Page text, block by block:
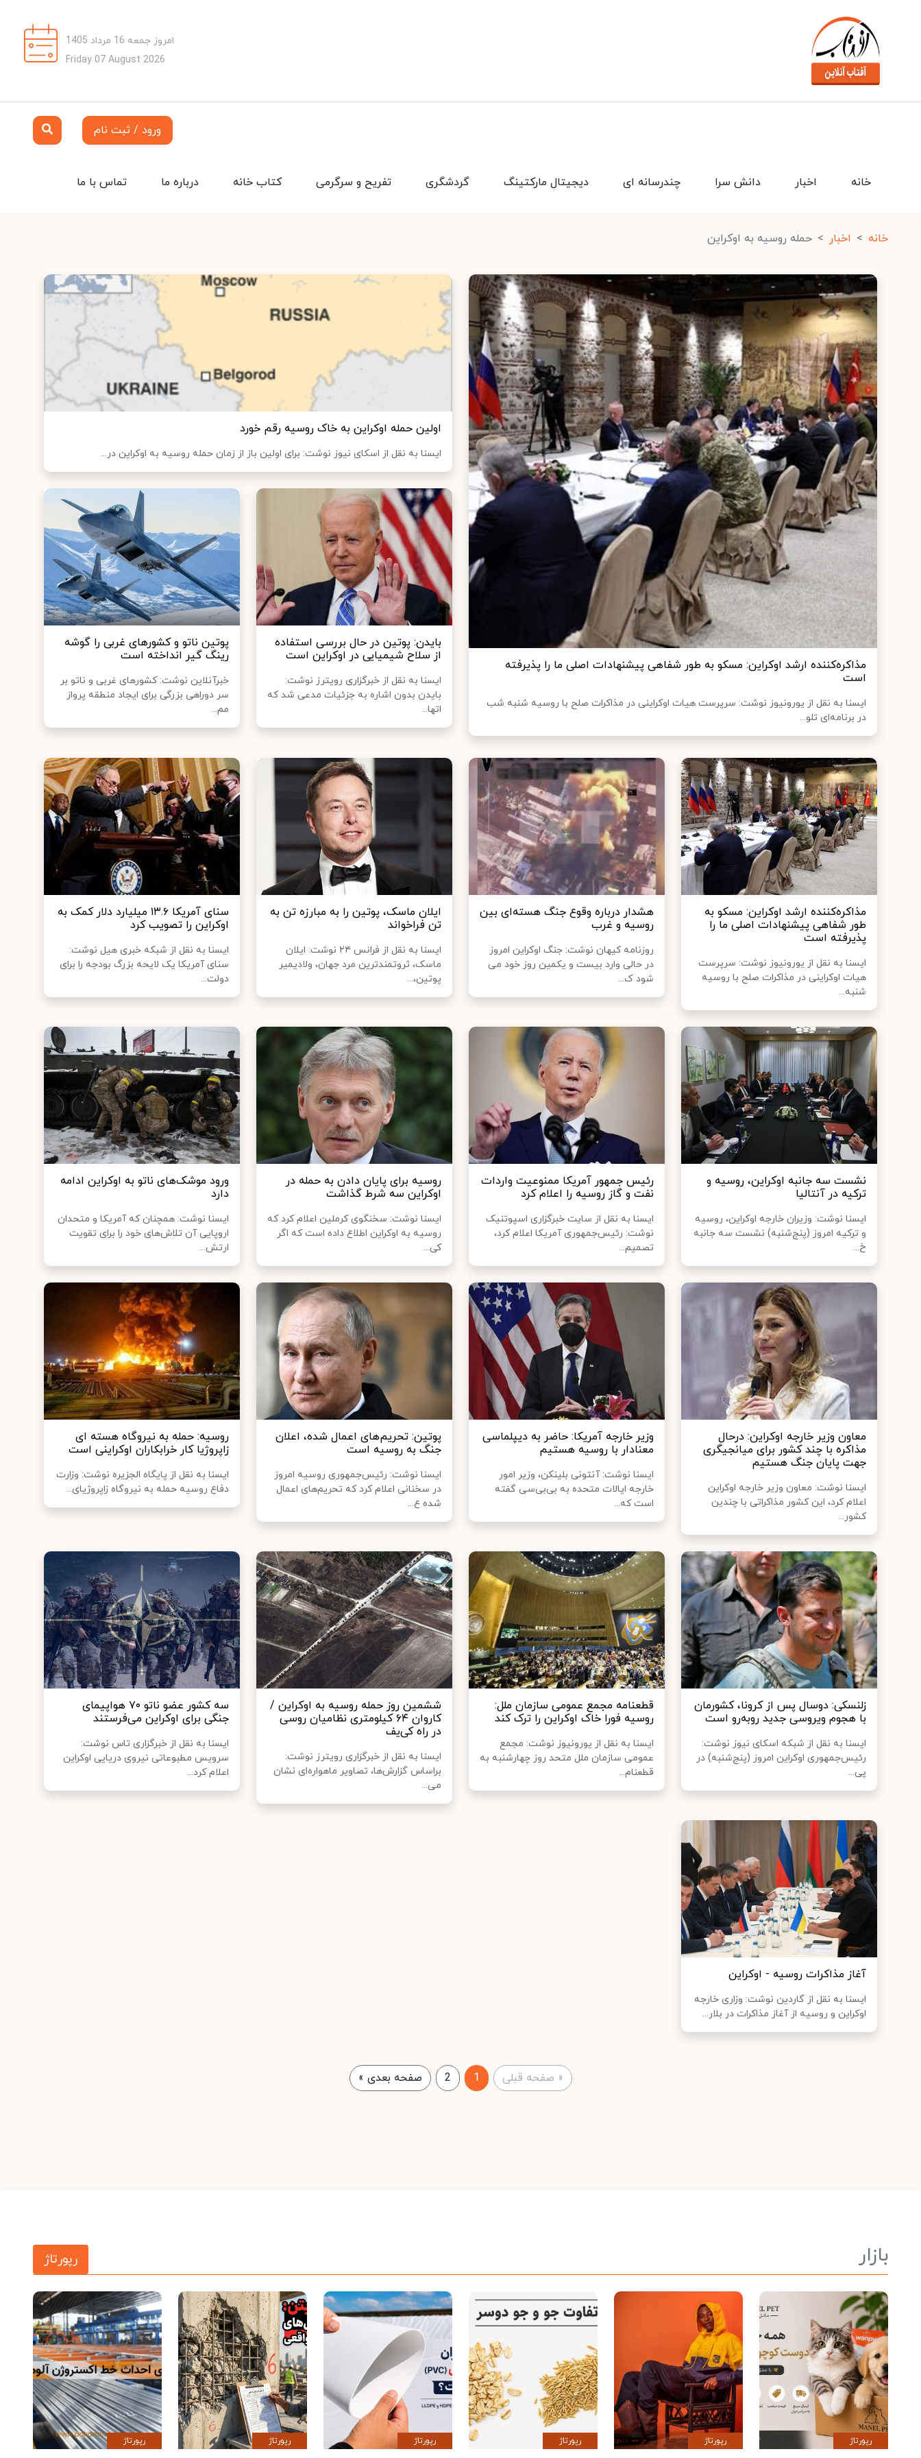
امروز جمعه 16 مرداد 1405
Friday 07 August 2026
ورود / ثبت نام
تماس با ما درباره ما کتاب خانه تفریح و سرگرمی گردشگری دیجیتال مارکتینگ چندرسانه ای دانش سرا اخبار خانه
خانه اخبار حمله روسیه به اوکراین
مذاکره‌کننده ارشد اوکراین: مسکو به طور شفاهی پیشنهادات اصلی ما را پذیرفته
است
ایسنا به نقل از یورونیوز نوشت: سرپرست هیات اوکراینی در مذاکرات صلح با روسیه شنبه شب
در برنامه‌ای تلو...
اولین حمله اوکراین به خاک روسیه رقم خورد
ایسنا به نقل از اسکای نیوز نوشت: برای اولین باز از زمان حمله روسیه به اوکراین در...
بایدن: پوتین در حال بررسی استفاده
از سلاح شیمیایی در اوکراین است
ایسنا به نقل از خبرگزاری رویترز نوشت:
بایدن بدون اشاره به جزئیات مدعی شد که
اتها...
پوتین ناتو و کشورهای غربی را گوشه
رینگ گیر انداخته است
خبرآنلاین نوشت: کشورهای غربی و ناتو بر
سر دوراهی بزرگی برای ایجاد منطقه پرواز
مم...
مذاکره‌کننده ارشد اوکراین: مسکو به
طور شفاهی پیشنهادات اصلی ما را
پذیرفته است
ایسنا به نقل از یورونیوز نوشت: سرپرست
هیات اوکراینی در مذاکرات صلح با روسیه
شنبه...
هشدار درباره وقوع جنگ هسته‌ای بین
روسیه و غرب
روزنامه کیهان نوشت: جنگ اوکراین امروز
در حالی وارد بیست و یکمین روز خود می
شود ک...
ایلان ماسک، پوتین را به مبارزه تن به
تن فراخواند
ایسنا به نقل از فرانس ۲۴ نوشت: ایلان
ماسک، ثروتمندترین مرد جهان، ولادیمیر
پوتین،...
سنای آمریکا ۱۳.۶ میلیارد دلار کمک به
اوکراین را تصویب کرد
ایسنا به نقل از شبکه خبری هیل نوشت:
سنای آمریکا یک لایحه بزرگ بودجه را برای
دولت...
نشست سه جانبه اوکراین،‌ روسیه و
ترکیه در آنتالیا
ایسنا نوشت: وزیران خارجه اوکراین، روسیه
و ترکیه امروز (پنج‌شنبه) نشست سه جانبه
خ...
رئیس جمهور آمریکا ممنوعیت واردات
نفت و گاز روسیه را اعلام کرد
ایسنا به نقل از سایت خبرگزاری اسپوتنیک
نوشت: رئیس‌جمهوری آمریکا اعلام کرد،
تصمیم...
روسیه برای پایان دادن به حمله در
اوکراین سه شرط گذاشت
ایسنا نوشت: سخنگوی کرملین اعلام کرد که
روسیه به اوکراین اطلاع داده است که اگر
کی...
ورود موشک‌های ناتو به اوکراین ادامه
دارد
ایسنا نوشت: همچنان که آمریکا و متحدان
اروپایی آن تلاش‌های خود را برای تقویت
ارتش...
معاون وزیر خارجه اوکراین: درحال
مذاکره با چند کشور برای میانجیگری
جهت پایان جنگ هستیم
ایسنا نوشت: معاون وزیر خارجه اوکراین
اعلام کرد، این کشور مذاکراتی با چندین
کشور...
وزیر خارجه آمریکا: حاضر به دیپلماسی
معنادار با روسیه هستیم
ایسنا نوشت: آنتونی بلینکن، وزیر امور
خارجه ایالات متحده به بی‌بی‌سی گفته
است که...
پوتین: تحریم‌های اعمال شده، اعلان
جنگ به روسیه است
ایسنا نوشت: رئیس‌جمهوری روسیه امروز
در سخنانی اعلام کرد که تحریم‌های اعمال
شده ع...
روسیه: حمله به نیروگاه هسته ای
زاپروژیا کار خرابکاران اوکراینی است
ایسنا به نقل از پایگاه الجزیره نوشت: وزارت
دفاع روسیه حمله به نیروگاه زاپروژیای...
زلنسکی: دوسال پس از کرونا، کشورمان
با هجوم ویروسی جدید روبه‌رو است
ایسنا به نقل از شبکه اسکای نیوز نوشت:
رئیس‌جمهوری اوکراین امروز (پنج‌شنبه) در
پی...
قطعنامه مجمع عمومی سازمان ملل:
روسیه فورا خاک اوکراین را ترک کند
ایسنا به نقل از یورونیوز نوشت: مجمع
عمومی سازمان ملل متحد روز چهارشنبه به
قطعنام...
ششمین روز حمله روسیه به اوکراین /
کاروان ۶۴ کیلومتری نظامیان روسی
در راه کی‌یف
ایسنا به نقل از خبرگزاری رویترز نوشت:
براساس گزارش‌ها، تصاویر ماهواره‌ای نشان
می...
سه کشور عضو ناتو ۷۰ هواپیمای
جنگی برای اوکراین می‌فرستند
ایسنا به نقل از خبرگزاری تاس نوشت:
سرویس مطبوعاتی نیروی دریایی اوکراین
اعلام کرد...
آغاز مذاکرات روسیه - اوکراین
ایسنا به نقل از گاردین نوشت: وزاری خارجه
اوکراین و روسیه از آغاز مذاکرات در بلار...
« صفحه قبلی 1
2 صفحه بعدی »
بازار رپورتاژ
رپورتاژ رپورتاژ رپورتاژ رپورتاژ رپورتاژ رپورتاژ